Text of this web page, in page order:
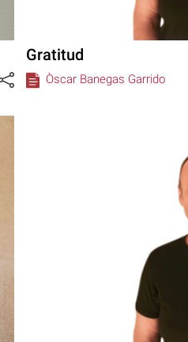
Gratitud
Òscar Banegas Garrido